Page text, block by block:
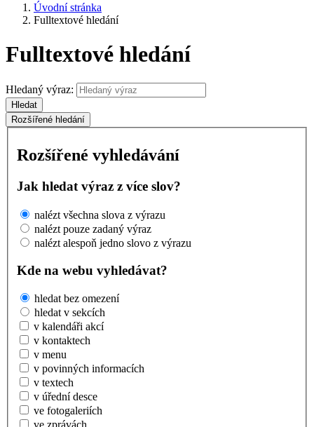
Úvodní stránka
Fulltextové hledání
Fulltextové hledání
Hledaný výraz:
Hledat
Rozšířené hledání
Rozšířené vyhledávání
Jak hledat výraz z více slov?
nalézt všechna slova z výrazu
nalézt pouze zadaný výraz
nalézt alespoň jedno slovo z výrazu
Kde na webu vyhledávat?
hledat bez omezení
hledat v sekcích
v kalendáři akcí
v kontaktech
v menu
v povinných informacích
v textech
v úřední desce
ve fotogaleriích